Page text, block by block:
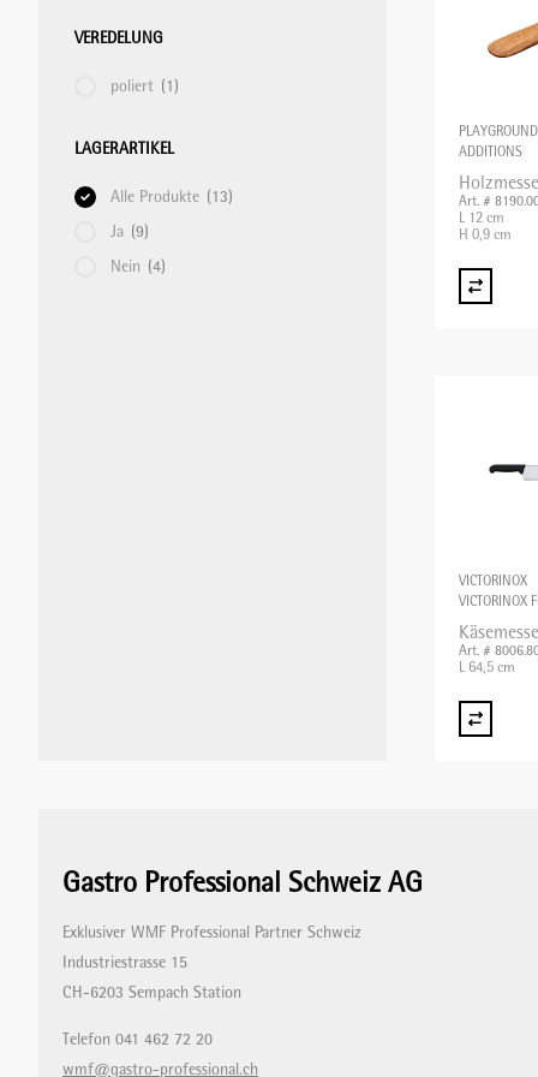
STABMIXER/GEWERBEMIXER/BLIXER
VEREDELUNG
poliert (1)
LAGERARTIKEL
Alle Produkte (13)
Ja (9)
Nein (4)
PLAYGROUND
ADDITIONS
Art. #
L 12 cm
H 0,9 cm
VICTORINOX
VICTORINOX
Art. #
L 64,5 cm
Gastro Professional Schweiz AG
Exklusiver WMF Professional Partner Schweiz
Industriestrasse 15
CH-6203 Sempach Station
Telefon 041 462 72 20
wmf@gastro-professional.ch